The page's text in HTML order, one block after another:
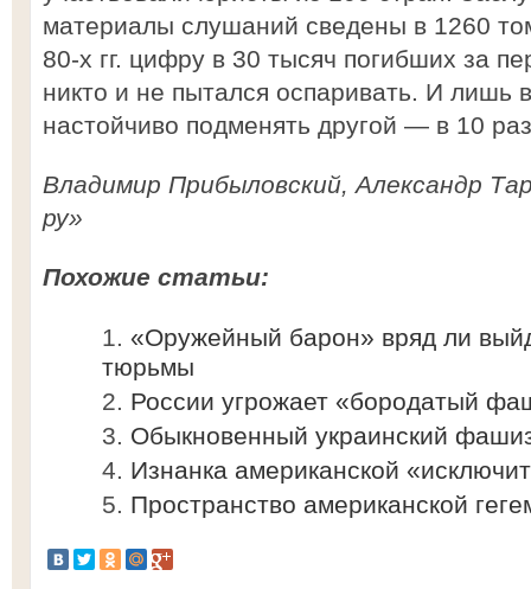
материалы слушаний сведены в 1260
80-х гг. цифру в 30 тысяч погибших за
никто и не пытался оспаривать. И лишь
настойчиво подменять другой — в 10
Владимир Прибыловский, Александр
ру»
Похожие статьи:
«Оружейный барон» вряд ли
тюрьмы
России угрожает «бородатый
Обыкновенный украинский
Изнанка американской
Пространство американской